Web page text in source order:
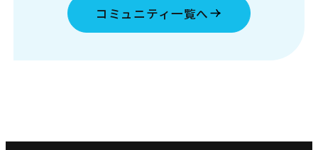
コミュニティ一覧へ